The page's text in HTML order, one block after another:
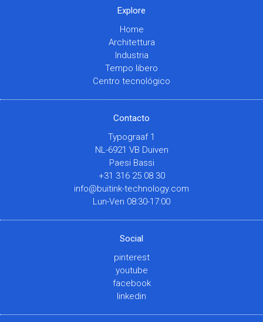
Explore
Home
Architettura
Industria
Tempo libero
Centro tecnológico
Contacto
Typograaf 1
NL-6921 VB Duiven
Paesi Bassi
+31 316 25 08 30
info@buitink-technology.com
Lun-Ven 08:30-17:00
Social
pinterest
youtube
facebook
linkedin